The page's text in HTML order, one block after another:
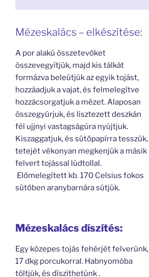
Mézeskalács – elkészítése:
A por alakú összetevőket
összevegyítjük, majd kis tálkát
formázva beleütjük az egyik tojást,
hozzáadjuk a vajat, és felmelegítve
hozzácsorgatjuk a mézet. Alaposan
összegyúrjuk, és lisztezett deszkán
fél ujjnyi vastagságúra nyújtjuk.
Kiszaggatjuk, és sütőpapírra tesszük,
tetejét vékonyan megkenjük a másik
felvert tojással lúdtollal.
Előmelegített kb. 170 Celsius fokos
sütőben aranybarnára sütjük.
Mézeskalács díszítés:
Egy közepes tojás fehérjét felverünk,
17 dkg porcukorral. Habnyomóba
töltjük, és díszíthetünk .